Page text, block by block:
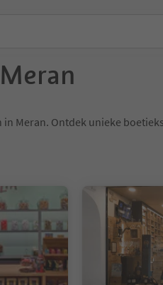
in Meran. Ontdek unieke